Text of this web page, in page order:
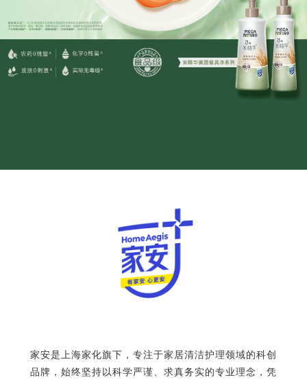
家安是上海家化旗下，专注于家居清洁护理领域的科创
品牌，始终坚持以科学严谨、求真务实的专业理念，凭